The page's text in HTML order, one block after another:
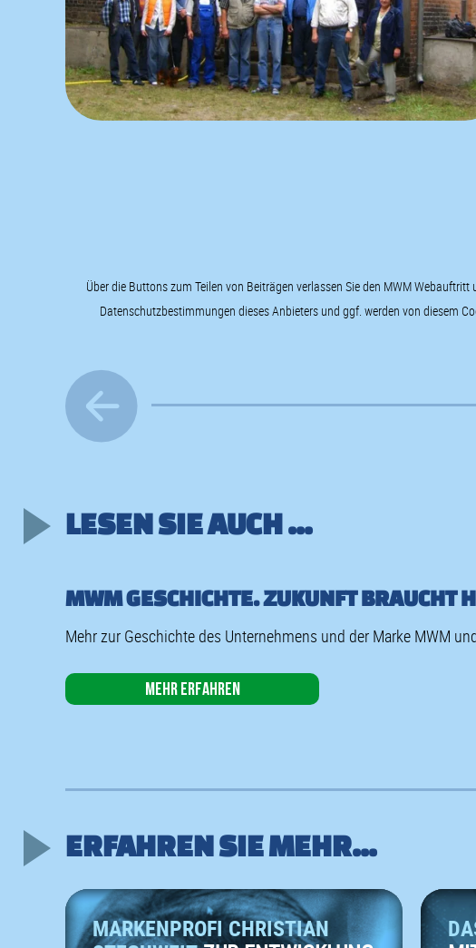
Über die Buttons zum Teilen von Beiträgen verlassen Sie den MWM
Datenschutzbestimmungen dieses Anbieters und ggf. werden von diesem
LESEN SIE AUCH ...
MWM GESCHICHTE. ZUKUNFT BRAUCHT
Mehr zur Geschichte des Unternehmens und der Marke MWM
Mehr erfahren
ERFAHREN SIE MEHR...
MARKENPROFI CHRISTIAN